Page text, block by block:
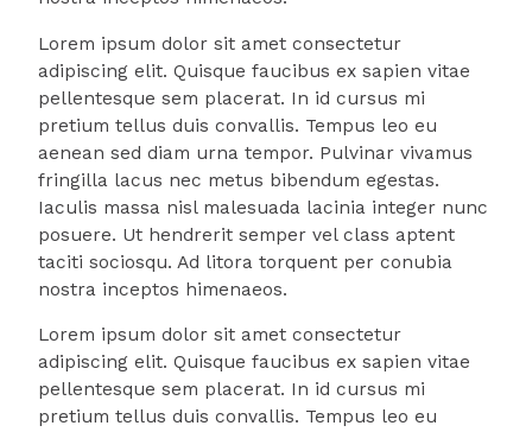
Lorem ipsum dolor sit amet consectetur
adipiscing elit. Quisque faucibus ex sapien vitae
pellentesque sem placerat. In id cursus mi
pretium tellus duis convallis. Tempus leo eu
aenean sed diam urna tempor. Pulvinar vivamus
fringilla lacus nec metus bibendum egestas.
Iaculis massa nisl malesuada lacinia integer nunc
posuere. Ut hendrerit semper vel class aptent
taciti sociosqu. Ad litora torquent per conubia
nostra inceptos himenaeos.
Lorem ipsum dolor sit amet consectetur
adipiscing elit. Quisque faucibus ex sapien vitae
pellentesque sem placerat. In id cursus mi
pretium tellus duis convallis. Tempus leo eu